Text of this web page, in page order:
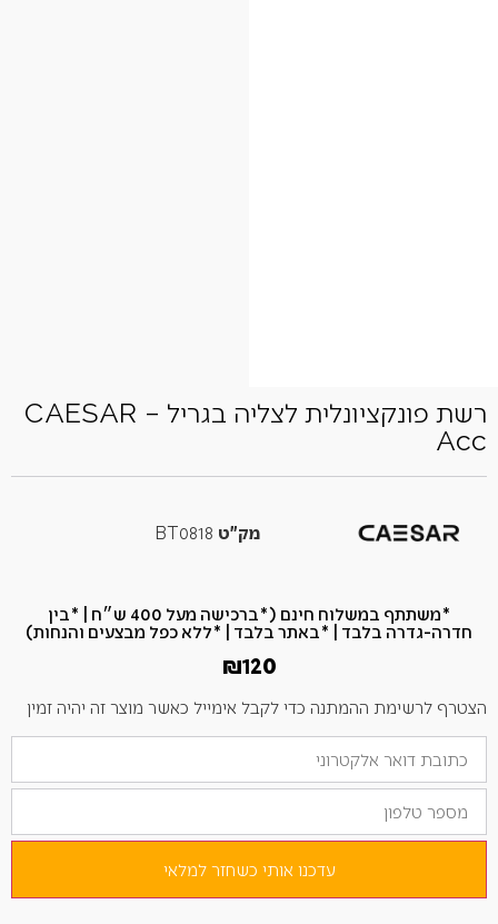
רשת פונקציונלית לצליה בגריל – CAESAR
Acc
מק"ט
*משתתף במשלוח חינם (*ברכישה מעל 400 ש״ח​ | *בין
חדרה-גדרה בלבד | *באתר בלבד | *ללא כפל מבצעים והנחות)
₪120
הצטרף לרשימת ההמתנה כדי לקבל אימייל כאשר מוצר זה יהיה זמין
הזן
את
כתובת
שלך
כדי
למוצר
מספר
טלפון
עדכנו אותי כשחזר למלאי